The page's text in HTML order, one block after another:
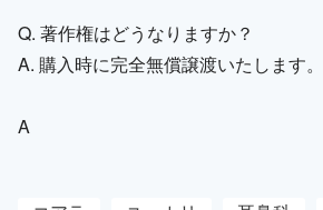
Q. 著作権はどうなりますか？
A. 購入時に完全無償譲渡いたします。
A